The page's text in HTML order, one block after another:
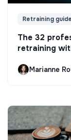
Retraining guide
The 32
retraining
Marianne